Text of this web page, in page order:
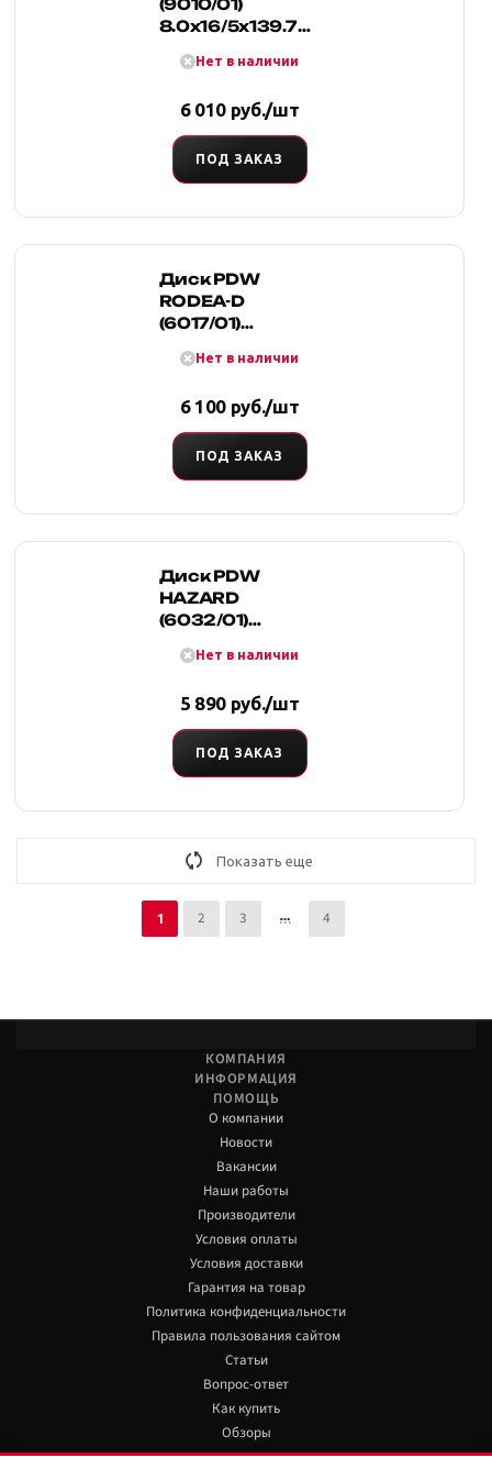
8.0x16/5x139.7
Нет в наличии
6 010 руб./шт
ПОД ЗАКАЗ
Диск PDW
RODEA-D
(6017/01)
D108.2 ET 0
Нет в наличии
6 100 руб./шт
ПОД ЗАКАЗ
Диск PDW
HAZARD
(6032/01)
ET38 D100.1
Нет в наличии
5 890 руб./шт
ПОД ЗАКАЗ
Показать еще
1 2 3 4
КОМПАНИЯ
ИНФОРМАЦИЯ
ПОМОЩЬ
О компании
Новости
Вакансии
Наши работы
Производители
Условия оплаты
Условия доставки
Гарантия на товар
Политика конфиденциальности
Правила пользования сайтом
Статьи
Вопрос-ответ
Как купить
Обзоры